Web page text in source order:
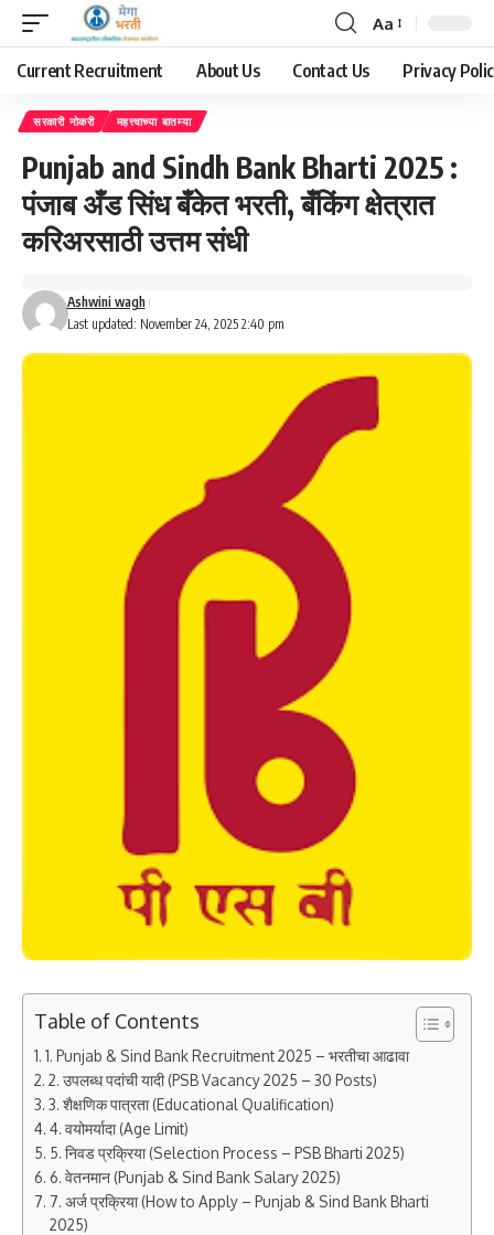
Font
Resizer
Aa
Current Recruitment About Us Contact Us Privacy
सरकारी नोकरी महत्त्वाच्या बातम्या
Punjab and Sindh Bank Bharti 2025 :
पंजाब अँड सिंध बँकेत भरती, बँकिंग क्षेत्रात
करिअरसाठी उत्तम संधी
Last updated: November 24, 2025 2:40 pm
Ashwini wagh
Table of Contents
1. Punjab & Sind Bank Recruitment 2025 – भरतीचा आढावा
2. उपलब्ध पदांची यादी (PSB Vacancy 2025 – 30 Posts)
3. शैक्षणिक पात्रता (Educational Qualification)
4. वयोमर्यादा (Age Limit)
5. निवड प्रक्रिया (Selection Process – PSB Bharti 2025)
6. वेतनमान (Punjab & Sind Bank Salary 2025)
7. अर्ज प्रक्रिया (How to Apply – Punjab & Sind Bank Bharti
2025)